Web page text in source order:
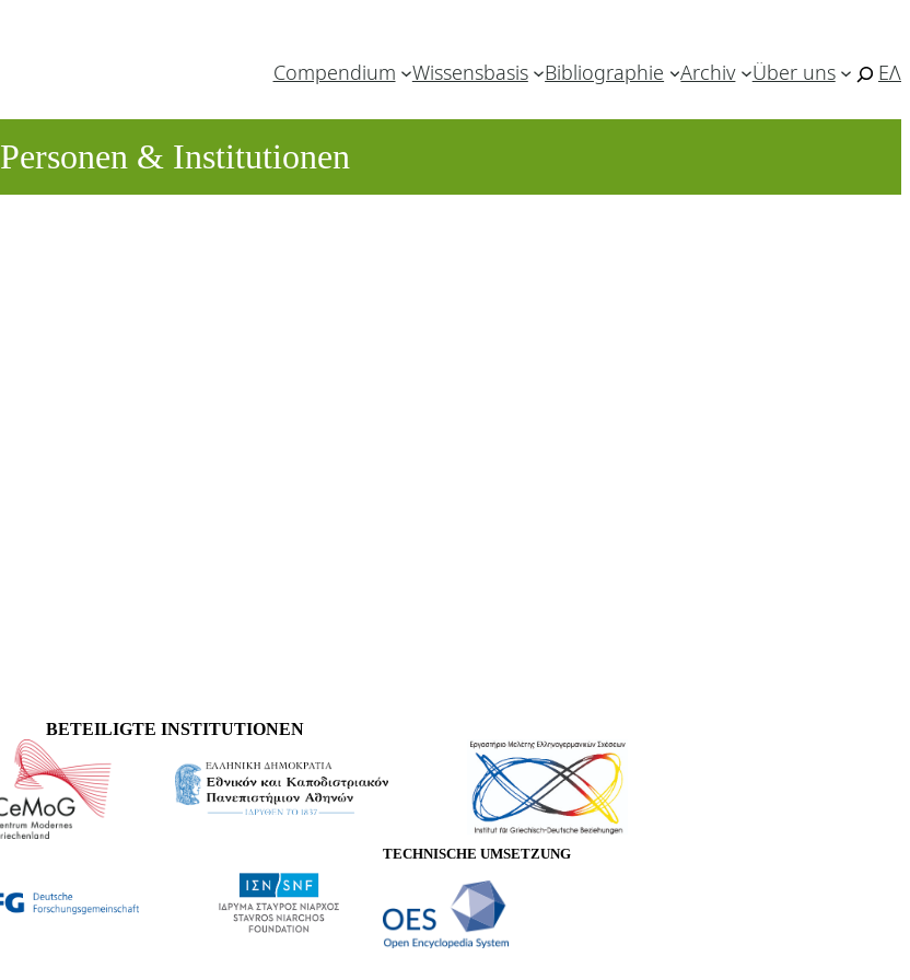
Compendium Wissensbasis Bibliographie Archiv Über uns ΕΛ
Personen & Institutionen
BETEILIGTE INSTITUTIONEN
TECHNISCHE UMSETZUNG